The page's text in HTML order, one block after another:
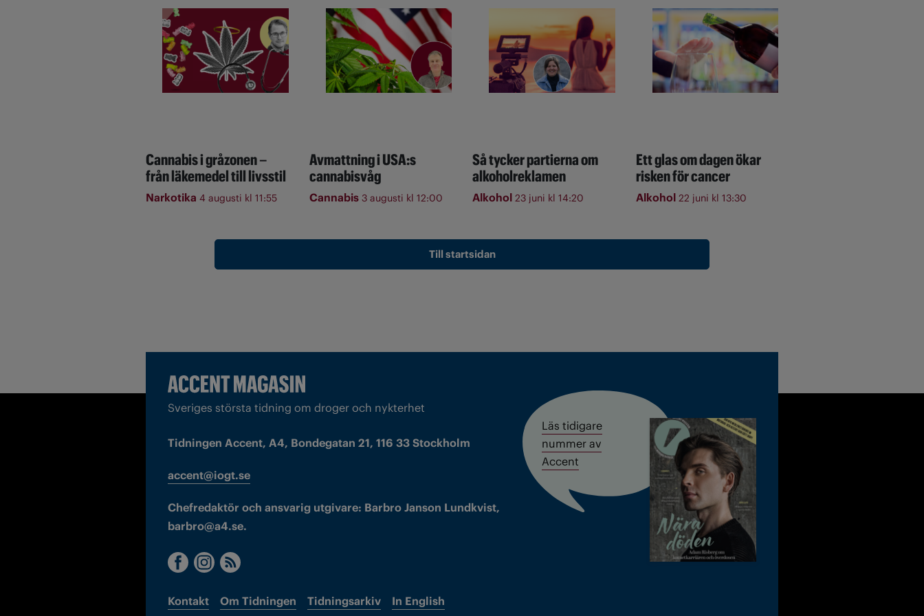
Cannabis i gråzonen –
från läkemedel till livsstil
Narkotika 4 augusti kl 11:55
Avmattning i USA:s
cannabisvåg
Cannabis 3 augusti kl 12:00
Så tycker partierna om
alkoholreklamen
Alkohol 23 juni kl 14:20
Ett glas om dagen ökar
risken för cancer
Alkohol 22 juni kl 13:30
Till startsidan
Sveriges största tidning om droger och nykterhet
Tidningen Accent, A4, Bondegatan 21, 116 33 Stockholm
accent@iogt.se
Chefredaktör och ansvarig utgivare: Barbro Janson Lundkvist,
barbro@a4.se.
Kontakt Om Tidningen Tidningsarkiv In English
Läs tidigare
nummer av
Accent